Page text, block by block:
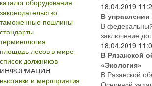
каталог оборудования
законодательство
таможенные пошлины
стандарты
терминология
площадь лесов в мире
список должников
ИНФОРМАЦИЯ
выставки и мероприятия
18.04.2019
В управлении
В
заключение
18.04.2019
В Рязанской
«Экология»
В Рязанской
Основной